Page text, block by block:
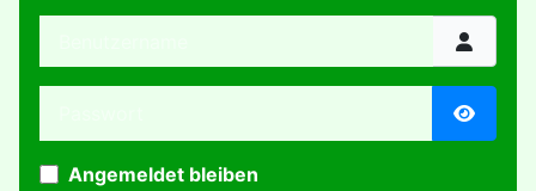
Angemeldet bleiben